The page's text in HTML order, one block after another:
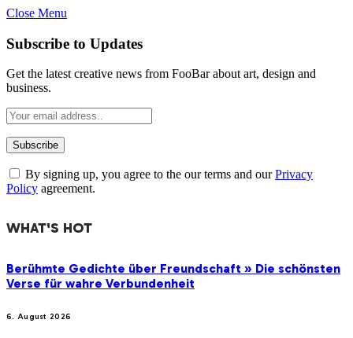
Close Menu
Subscribe to Updates
Get the latest creative news from FooBar about art, design and
business.
By signing up, you agree to the our terms and ourPrivacy
Policy agreement.
WHAT'S HOT
Berühmte Gedichte über Freundschaft » Die schönsten
Verse für wahre Verbundenheit
6. August 2026